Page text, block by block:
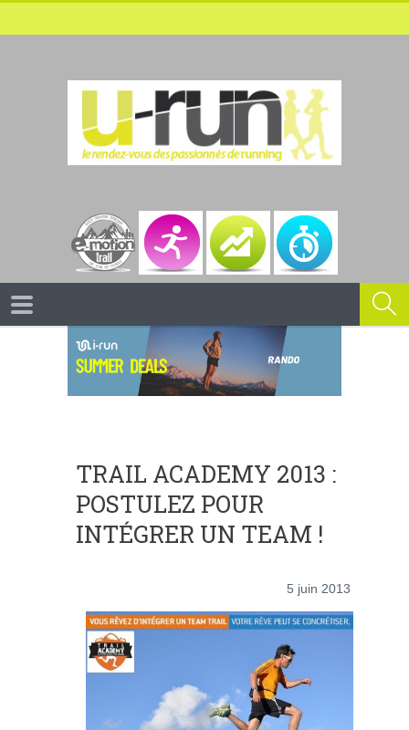
TRAIL ACADEMY 2013 :
POSTULEZ POUR
INTÉGRER UN TEAM !
5 juin 2013